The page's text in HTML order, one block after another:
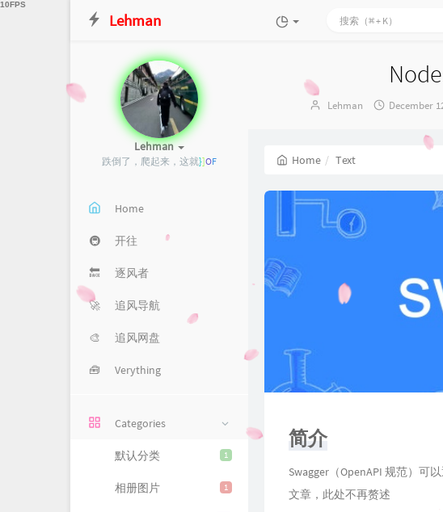
Lehman
Lehman
跌倒了，爬起来，这就是成功!
Home
🚇 开往
🔙 逐风者
🚀 追风导航
🎨 追风网盘
🧰 Verything
Categories
1
默认分类
1
相册图片
Author：
Lehman
发
December
Home Text
简介
Swagger（OpenAPI 规范）可
文章，此处不再赘述